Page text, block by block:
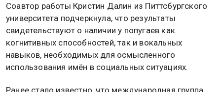
Соавтор работы Кристин Далин из Питтсбургского
университета подчеркнула, что результаты
свидетельствуют о наличии у попугаев как
когнитивных способностей, так и вокальных
навыков, необходимых для осмысленного
использования имён в социальных ситуациях.